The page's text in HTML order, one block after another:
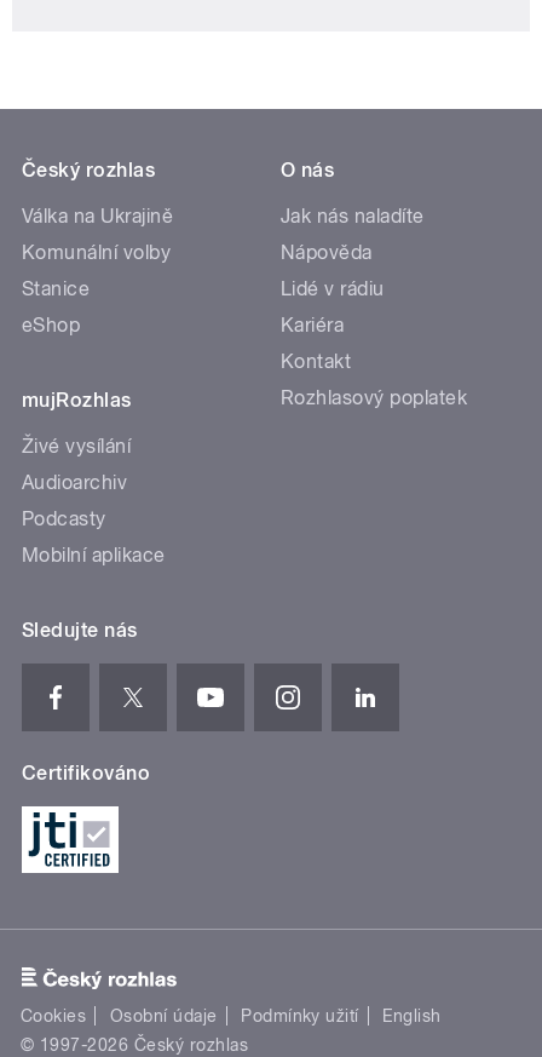
Český rozhlas
Válka na Ukrajině
Komunální volby
Stanice
eShop
mujRozhlas
Živé vysílání
Audioarchiv
Podcasty
Mobilní aplikace
O nás
Jak nás naladíte
Nápověda
Lidé v rádiu
Kariéra
Kontakt
Rozhlasový poplatek
Sledujte nás
Certifikováno
Cookies Osobní údaje Podmínky užití
English
© 1997-2026 Český rozhlas